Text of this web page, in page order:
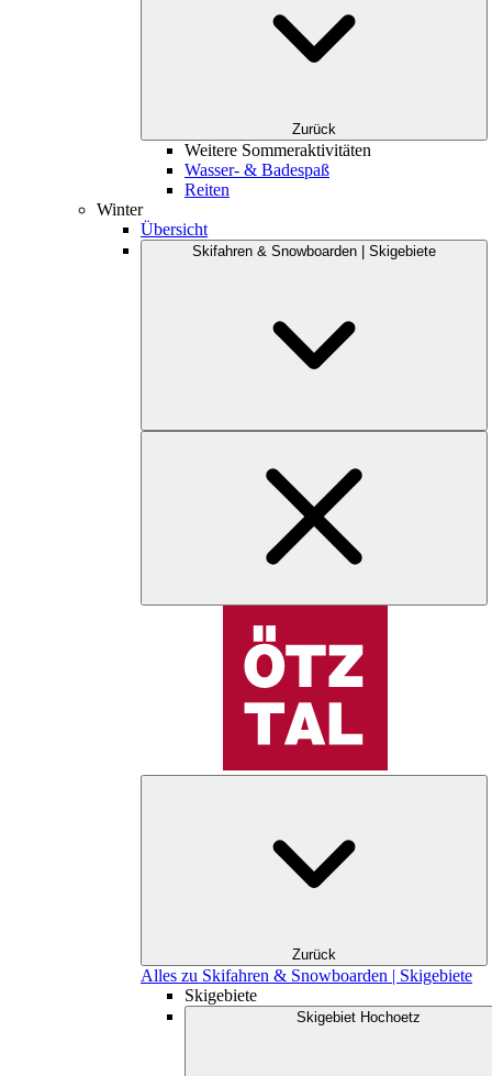
Zurück
Weitere Sommeraktivitäten
Wasser- & Badespaß
Reiten
Winter
Übersicht
Skifahren & Snowboarden | Skigebiete
Zurück
Alles zu Skifahren & Snowboarden | Skigebiete
Skigebiete
Skigebiet Hochoetz